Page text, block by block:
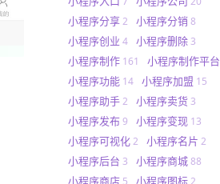
小程序分享 2 小程序分销 8
小程序创业 4 小程序删除 3
小程序制作 161 小程序制作平台
小程序功能 14 小程序加盟 15
小程序助手 2 小程序卖货 3
小程序发布 9 小程序变现 13
小程序可视化 2 小程序名片 2
小程序后台 3 小程序商城 88
小程序商店 5 小程序图标 2